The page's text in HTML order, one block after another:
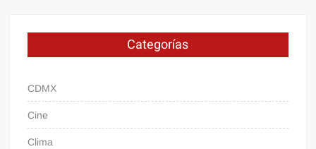
Categorías
CDMX
Cine
Clima